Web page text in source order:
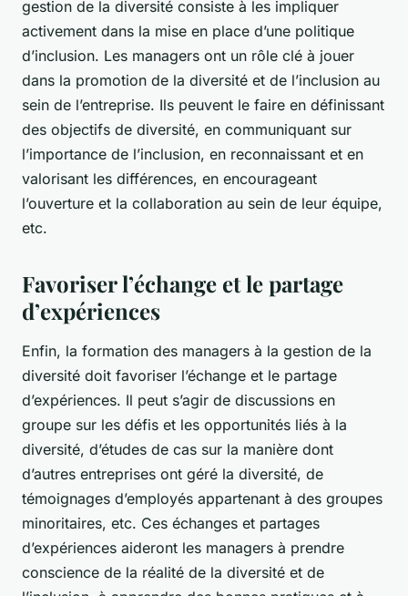
gestion de la diversité consiste à les impliquer
activement dans la mise en place d’une politique
d’inclusion. Les managers ont un rôle clé à jouer
dans la promotion de la diversité et de l’inclusion au
sein de l’entreprise. Ils peuvent le faire en définissant
des objectifs de diversité, en communiquant sur
l’importance de l’inclusion, en reconnaissant et en
valorisant les différences, en encourageant
l’ouverture et la collaboration au sein de leur équipe,
etc.
Favoriser l’échange et le partage
d’expériences
Enfin, la formation des managers à la gestion de la
diversité doit favoriser l’échange et le partage
d’expériences. Il peut s’agir de discussions en
groupe sur les défis et les opportunités liés à la
diversité, d’études de cas sur la manière dont
d’autres entreprises ont géré la diversité, de
témoignages d’employés appartenant à des groupes
minoritaires, etc. Ces échanges et partages
d’expériences aideront les managers à prendre
conscience de la réalité de la diversité et de